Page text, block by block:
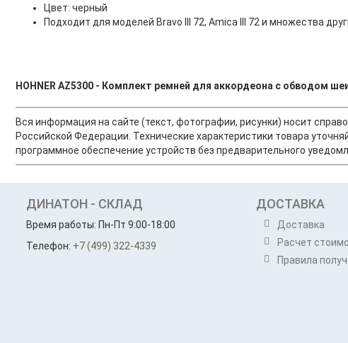
Цвет: черный
Подходит для моделей Bravo III 72, Amica III 72 и множества
HOHNER AZ5300 - Комплект ремней для аккордеона с обводом
Вся информация на сайте (текст, фотографии, рисунки) носит
Российской Федерации. Технические характеристики товара
программное обеспечение устройств без предварительного
ДИНАТОН - СКЛАД
Время работы: Пн-Пт 9:00-18:00
Телефон: +7 (499) 322-4339
ДОСТАВКА
Доставка
Расчет
Правила